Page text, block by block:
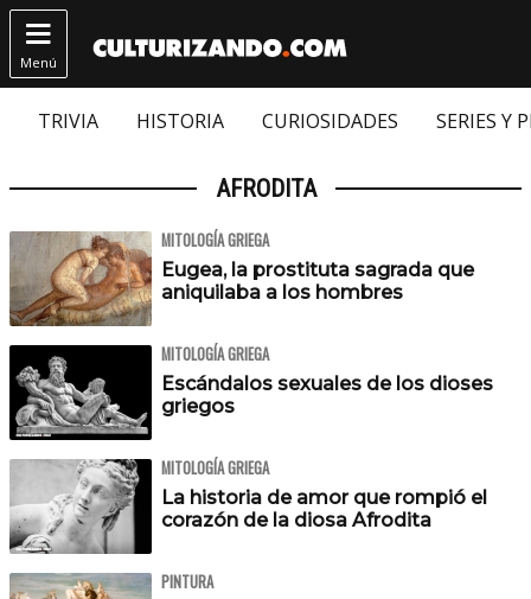

Menú
TRIVIA HISTORIA CURIOSIDADES SERIES Y
AFRODITA
MITOLOGÍA GRIEGA
Eugea, la prostituta sagrada que
aniquilaba a los hombres
MITOLOGÍA GRIEGA
Escándalos sexuales de los dioses
griegos
MITOLOGÍA GRIEGA
La historia de amor que rompió el
corazón de la diosa Afrodita
PINTURA